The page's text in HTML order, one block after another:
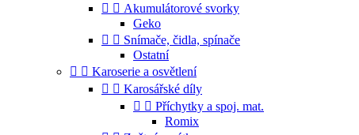
  Akumulátorové svorky
Geko
  Snímače, čidla, spínače
Ostatní
  Karoserie a osvětlení
  Karosářské díly
  Příchytky a spoj. mat.
Romix